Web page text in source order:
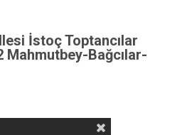
İstoç Toptancılar
Mahmutbey-Bağcılar-